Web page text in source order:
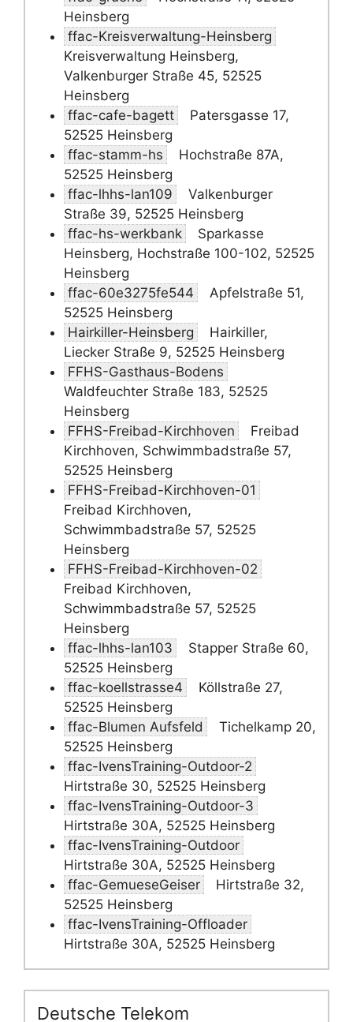
Heinsberg
ffac-Kreisverwaltung-Heinsberg
Kreisverwaltung Heinsberg,
Valkenburger Straße 45, 52525
Heinsberg
ffac-cafe-bagett
Patersgasse 17,
52525 Heinsberg
ffac-stamm-hs
Hochstraße 87A,
52525 Heinsberg
ffac-lhhs-lan109
Valkenburger
Straße 39, 52525 Heinsberg
ffac-hs-werkbank
Sparkasse
Heinsberg, Hochstraße 100-102, 52525
Heinsberg
ffac-60e3275fe544
Apfelstraße 51,
52525 Heinsberg
Hairkiller-Heinsberg
Hairkiller,
Liecker Straße 9, 52525 Heinsberg
FFHS-Gasthaus-Bodens
Waldfeuchter Straße 183, 52525
Heinsberg
FFHS-Freibad-Kirchhoven
Freibad
Kirchhoven, Schwimmbadstraße 57,
52525 Heinsberg
FFHS-Freibad-Kirchhoven-01
Freibad Kirchhoven,
Schwimmbadstraße 57, 52525
Heinsberg
FFHS-Freibad-Kirchhoven-02
Freibad Kirchhoven,
Schwimmbadstraße 57, 52525
Heinsberg
ffac-lhhs-lan103
Stapper Straße 60,
52525 Heinsberg
ffac-koellstrasse4
Köllstraße 27,
52525 Heinsberg
ffac-Blumen Aufsfeld
Tichelkamp 20,
52525 Heinsberg
ffac-IvensTraining-Outdoor-2
Hirtstraße 30, 52525 Heinsberg
ffac-IvensTraining-Outdoor-3
Hirtstraße 30A, 52525 Heinsberg
ffac-IvensTraining-Outdoor
Hirtstraße 30A, 52525 Heinsberg
ffac-GemueseGeiser
Hirtstraße 32,
52525 Heinsberg
ffac-IvensTraining-Offloader
Hirtstraße 30A, 52525 Heinsberg
Deutsche Telekom